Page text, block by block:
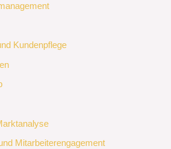
Kundenpflege
Mitarbeiterengagement